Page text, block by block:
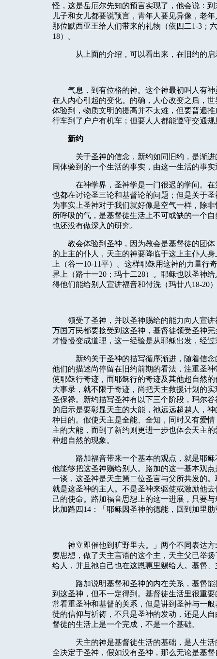
怪，这是岳厄尔先知的预言实现了，他会说：
儿子和女儿都要说预言，青年人要见异像，老
那位默西亚王给人们带来的礼物（依四二1-3 ；
18）。
从上面的介绍，可以看出来，在旧约的
气息，到有位格的神。这个神最初叫人有
在人内心引起的变化。的确，人心改变之后，
体验到，物质文明的提高并不太难，但要普遍
行车到了户户有机车；但要人人都能遵守交通
新约
关于圣神的信念，新约如同旧约，是渐
同体验到的一个生活的事实，由这一生活的事
在神学界，圣神学是一门很迟的学问。
也都在讨论圣三论和基督论的问题；但是关于
为事实上圣神对于我们就好像是空气一样，除
所呼吸的气，是基督徒生活上不可或缺的一个
也还没有做深入的研究。
教会体验到圣神，因为教会是基督徒的团
的上主的仆人，天主的神要降临于这上主仆人
上（谷一10-11平）。这样耶稣用这神的力量行
界上（路十一20 ；玛十二28）。耶稣也以圣神
得他们能给别人宣讲福音和付洗（玛廿八 18-20
领受了圣神，并以圣神赐给的能力向人宣
万国万民都要接受到这圣神，基督徒领受圣神
才慢慢变成道理，这一经验是从耶稣出发，经
新约关于圣神的描写循序渐进，随着信
他们的描述尚停留在旧约前期的看法，注重圣
使耶稣行奇迹，而耶稣行的奇迹及其他超自然
大事录，就不限于奇迹，尚把天主救援计划的
圣保禄。新约描写圣神有以下三个阶段，玛尔
的启示是要彰显天主的大能，祂远远超越人，
种目的。假使天主是全能、全知，同时又有爱
主的大能，而到了新约则更进一步也体会天主
种超自然的现象。
路加福音带来一个基本的观点，就是耶
他能够把这圣神赐给别人。路加的这一基本观
一谈，这圣神是天主第二位圣言与父所共发的
就是这圣神的主人。不是圣神来驱使或激励他
己的使命。路加福音思想上的这一进展，只要
比加路四14 ：「耶稣因圣神的德能，回到加里
神立即催他到旷野里去。」两个不同表达
要思想，做了天主言语的这个主，天主父已举
给人，并且祂自己也在这恩惠里赐给人。基督
路加说明基督和圣神的内在关系，基督
到这圣神，但不一定得到。基督徒生活里很重
常看重圣神和基督的关系，但是讲到圣神与一
徒的信仰与祈祷，不只是圣神的发动，还是人
督徒的生活上是一个完成，不是一个基础。
天主的神是基督徒生活的基础，是人生
全决定于圣神，假如没有圣神，那么无论是基